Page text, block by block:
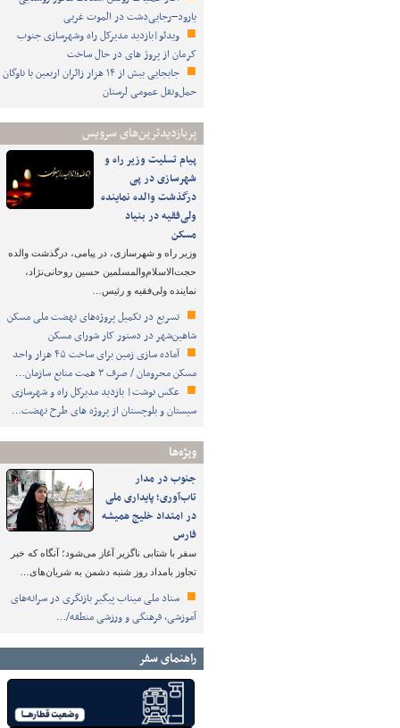
یارود–رجایی‌دشت در الموت غربی
ویدئو|بازدید مدیرکل راه وشهرسازی جنوب
کرمان از پروژ های در حال ساخت
جابجایی بیش از ۱۴ هزار زائران اربعین با ناوگان
حمل‌ونقل عمومی لرستان
پربازدیدترین‌های سرویس
پیام تسلیت وزیر راه و
شهرسازی در پی
درگذشت والده نماینده
ولی‌فقیه در بنیاد
مسکن
وزیر راه و شهرسازی، در پیامی، درگذشت والده
حجت‌الاسلام‌والمسلمین حسین روحانی‌نژاد،
نماینده ولی‌فقیه و رئیس…
تسریع در تکمیل پروژه‌های نهضت ملی مسکن
شاهین‌شهر در دستور کار شورای مسکن
آماده سازی زمین برای ساخت ۴۵ هزار واحد
مسکن محرومان / صرف ۳ همت منابع سازمان…
عکس نوشت| بازدید مدیرکل راه و شهرسازی
سیستان و بلوچستان از پروژه های طرح نهضت…
ویژه‌ها
جنوب در مدار
تاب‌آوری؛ پایداری ملی
در امتداد خلیج همیشه
فارس
سفر با شتابی ناگزیر آغاز می‌شود؛ آنگاه که خبر
تجاوز بامداد روز شنبه دشمن به شریان‌های…
ستاد ملی میناب پیگیر بازنگری در سرانه‌های
آموزشی، فرهنگی و ورزشی منطقه/…
راهنمای سفر